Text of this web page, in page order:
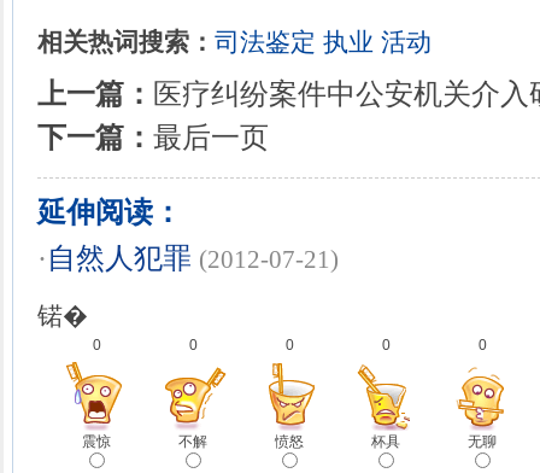
相关热词搜索： 司法鉴定 执业 活动
上一篇： 医疗纠纷案件中公安机关介入
下一篇： 最后一页
延伸阅读：
·自然人犯罪 (2012-07-21)
锘�
0
震惊
0
不解
0
愤怒
0
杯具
0
无聊